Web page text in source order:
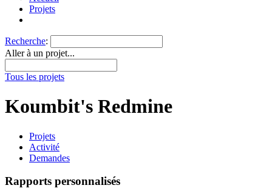
Projets
Recherche:
Aller à un projet...
Tous les projets
Koumbit's Redmine
Projets
Activité
Demandes
Rapports personnalisés